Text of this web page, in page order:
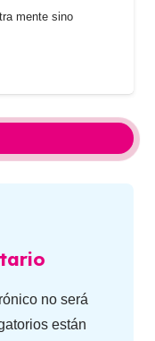
mente sino
no será
están